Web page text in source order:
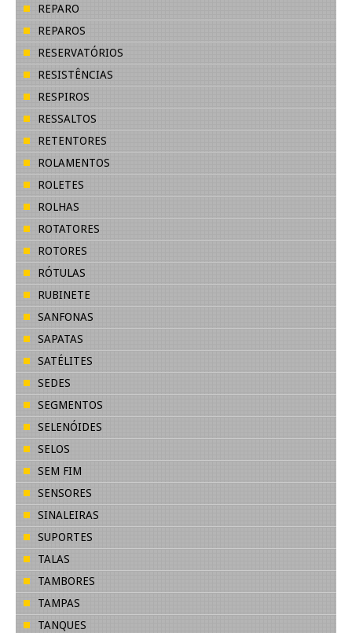
REPARO
REPAROS
RESERVATÓRIOS
RESISTÊNCIAS
RESPIROS
RESSALTOS
RETENTORES
ROLAMENTOS
ROLETES
ROLHAS
ROTATORES
ROTORES
RÓTULAS
RUBINETE
SANFONAS
SAPATAS
SATÉLITES
SEDES
SEGMENTOS
SELENÓIDES
SELOS
SEM FIM
SENSORES
SINALEIRAS
SUPORTES
TALAS
TAMBORES
TAMPAS
TANQUES